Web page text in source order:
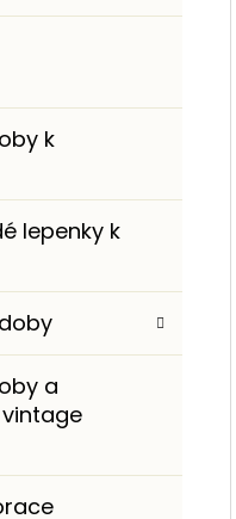
k
lepenky k
a